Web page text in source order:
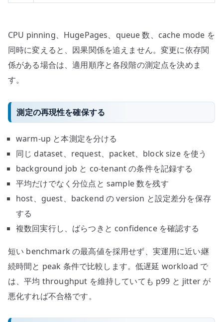
CPU pinning、HugePages、queue 数、cache mode を
同時に変えると、因果関係を追えません。変更に依存関
係がある場合は、適用順序と各段階の測定点を決めま
す。
測定の再現性を確保する
warm-up と本測定を分ける
同じ dataset、request、packet、block size を使う
background job と co-tenant の条件を記録する
平均だけでなく分位点と sample 数を残す
host、guest、backend の version と設定差分を保存
する
複数回実行し、ばらつきと confidence を確認する
短い benchmark の最高値を採用せず、実運用に近い継
続時間と peak 条件で比較します。低遅延 workload で
は、平均 throughput を維持していても p99 と jitter が
悪化すれば不合格です。